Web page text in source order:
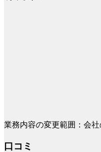
業務内容の変更範囲：会
口コミ